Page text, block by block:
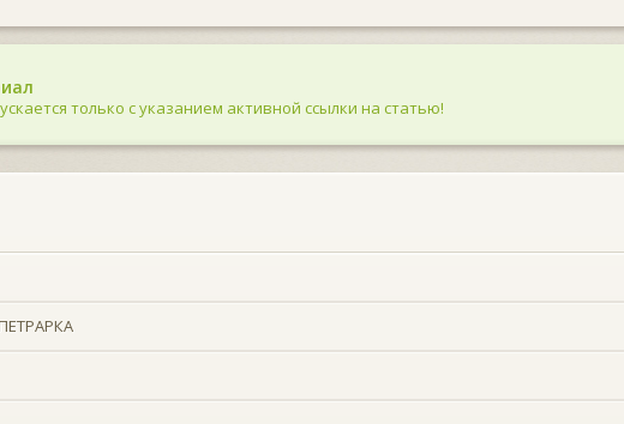
только с указанием активной ссылки на статью!